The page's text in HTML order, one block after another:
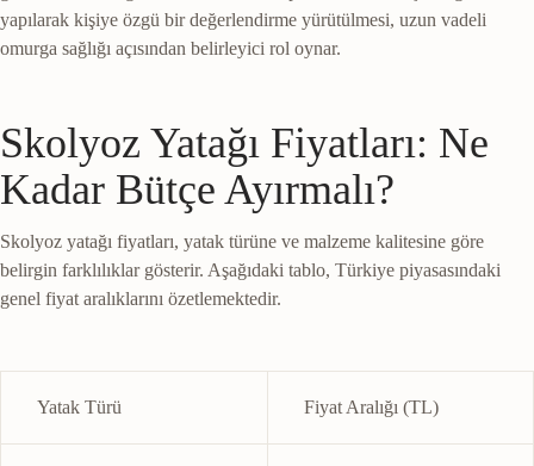
yapılarak kişiye özgü bir değerlendirme yürütülmesi, uzun vadeli
omurga sağlığı açısından belirleyici rol oynar.
Skolyoz Yatağı Fiyatları: Ne
Kadar Bütçe Ayırmalı?
Skolyoz yatağı fiyatları, yatak türüne ve malzeme kalitesine göre
belirgin farklılıklar gösterir. Aşağıdaki tablo, Türkiye piyasasındaki
genel fiyat aralıklarını özetlemektedir.
Yatak Türü Fiyat Aralığı (TL)